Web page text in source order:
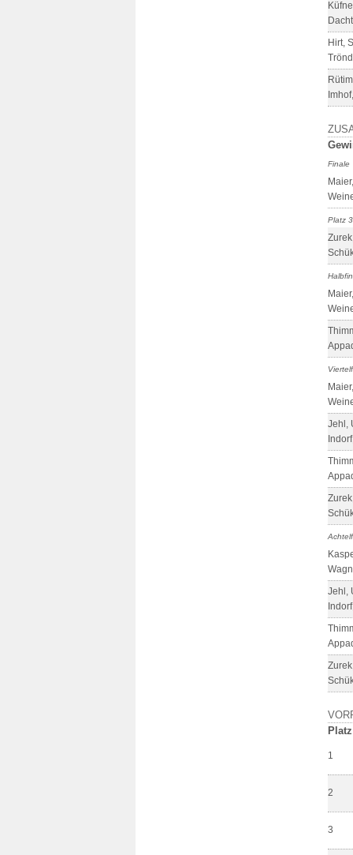
Hirt,
Finale
Platz 3
Jehl,
Jehl,
Platz
1
2
3